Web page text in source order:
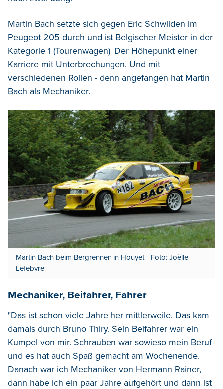
Martin Bach setzte sich gegen Eric Schwilden im
Peugeot 205 durch und ist Belgischer Meister in der
Kategorie 1 (Tourenwagen). Der Höhepunkt einer
Karriere mit Unterbrechungen. Und mit
verschiedenen Rollen - denn angefangen hat Martin
Bach als Mechaniker.
Martin Bach beim Bergrennen in Houyet - Foto: Joëlle
Lefebvre
Mechaniker, Beifahrer, Fahrer
"Das ist schon viele Jahre her mittlerweile. Das kam
damals durch Bruno Thiry. Sein Beifahrer war ein
Kumpel von mir. Schrauben war sowieso mein Beruf
und es hat auch Spaß gemacht am Wochenende.
Danach war ich Mechaniker von Hermann Rainer,
dann habe ich ein paar Jahre aufgehört und dann ist